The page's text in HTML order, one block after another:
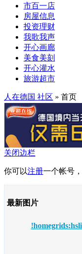
市百一店
房屋信息
投资理财
我歌我声
开心画廊
美食美刻
开心灌水
旅游超市
人在德国 社区 » 首页
关闭边栏
你可以注册一个帐号
最新图片